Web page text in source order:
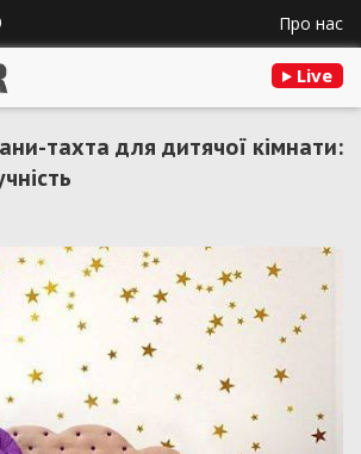
Про нас
Live
тахта для дитячої кімнати: